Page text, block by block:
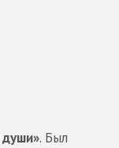
. Был